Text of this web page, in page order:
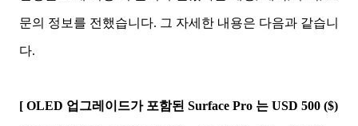
문의 정보를 전했습니다. 그 자세한 내용은 다음과 같습니
다.
[ OLED 업그레이드가 포함된 Surface Pro 는 USD 500 ($)